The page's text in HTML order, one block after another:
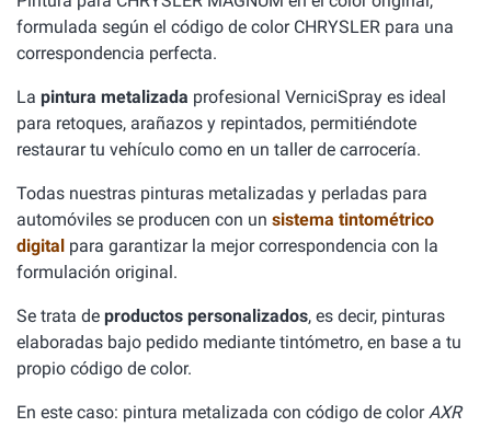
formulada según el código de color CHRYSLER para una
correspondencia perfecta.
La pintura metalizada profesional VerniciSpray es ideal
para retoques, arañazos y repintados, permitiéndote
restaurar tu vehículo como en un taller de carrocería.
Todas nuestras pinturas metalizadas y perladas para
automóviles se producen con un sistema tintométrico
digital para garantizar la mejor correspondencia con la
formulación original.
Se trata de productos personalizados, es decir, pinturas
elaboradas bajo pedido mediante tintómetro, en base a tu
propio código de color.
En este caso: pintura metalizada con código de colorAXR